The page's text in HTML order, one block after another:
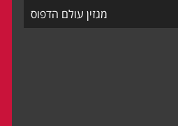
מגזין עולם הדפוס